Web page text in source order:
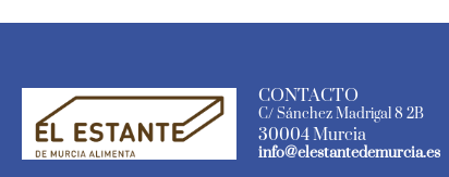
CONTACTO
C/ Sánchez Madrigal 8 2B
30004 Murcia
info@elestantedemurcia.es